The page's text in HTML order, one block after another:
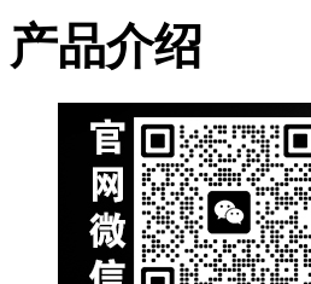
产品介绍